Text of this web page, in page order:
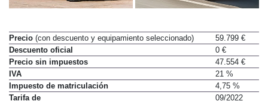
Precio(con descuento y equipamiento seleccionado)
59.799 €
Descuento oficial
0 €
Precio sin impuestos
47.554 €
IVA
21 %
Impuesto de matriculación
4,75 %